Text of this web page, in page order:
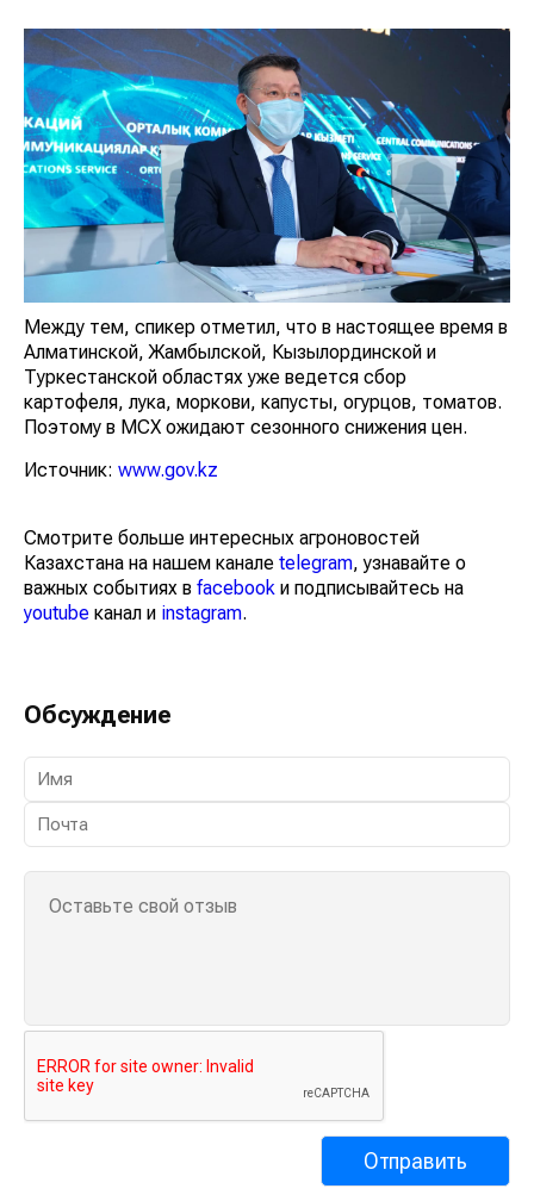
Между тем, спикер отметил, что в настоящее время в
Алматинской, Жамбылской, Кызылординской и
Туркестанской областях уже ведется сбор
картофеля, лука, моркови, капусты, огурцов, томатов.
Поэтому в МСХ ожидают сезонного снижения цен.
Источник: www.gov.kz
Смотрите больше интересных агроновостей
Казахстана на нашем канале telegram, узнавайте о
важных событиях в facebook и подписывайтесь на
youtube канал и instagram.
Обсуждение